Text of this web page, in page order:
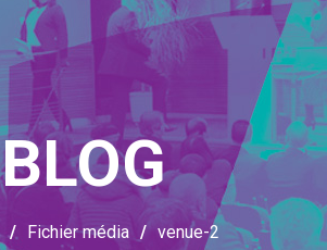
BLOG
/ Fichier média / venue-2